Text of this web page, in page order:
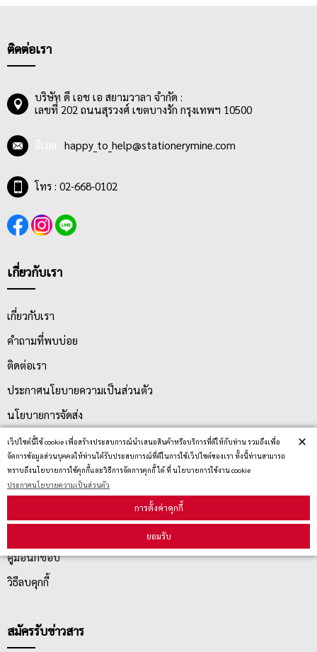
เว็ปไซต์นี้ใช้ cookie เพื่อสร้างประสบการณ์นำเสนอสินค้าหรือบริการที่ดีให้กับท่าน รวมถึงเพื่อ
จัดการข้อมูลส่วนบุคคลให้ท่านได้รับประสบการณ์ที่ดีในการใช้เว็ปไซต์ของเรา ทั้งนี้ท่านสามารถ
ทราบถึงนโยบายการใช้คุกกี้และวิธีการจัดการคุกกี้ ได้ ที่ นโยบายการใช้งาน cookie
ประกาศนโยบายความเป็นส่วนตัว
การตั้งค่าคุกกี้
ยอมรับ
×
ติดต่อเรา
บริษัท ดี เอช เอ สยามวาลา จำกัด :
เลขที่ 202 ถนนสุรวงศ์ เขตบางรัก กรุงเทพฯ 10500
happy_to_help@stationerymine.com
โทร : 02-668-0102
เกี่ยวกับเรา
เกี่ยวกับเรา
คำถามที่พบบ่อย
ติดต่อเรา
ประกาศนโยบายความเป็นส่วนตัว
นโยบายการจัดส่ง
นโยบายการเปลี่ยน/คืน สินค้า
บริการลูกค้า
คู่มือนักช้อป
วิธีลบคุกกี้
สมัครรับข่าวสาร